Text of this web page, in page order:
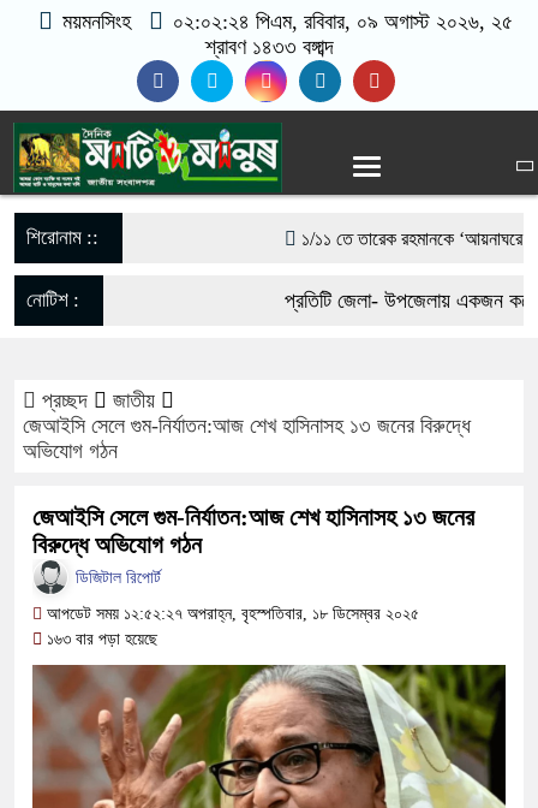
ময়মনসিংহ ০২:০২:২৫ পিএম, রবিবার, ০৯ অগাস্ট ২০২৬, ২৫
শ্রাবণ ১৪৩৩ বঙ্গাব্দ
শিরোনাম :: ১/১১ তে তারেক রহমানকে ‘আয়নাঘরে’
গণঅভ্যুত্থানের সঙ্গে প্রথম বেইমানি
রিজভী
একটি চিঠিই বদলে দিল ৫ম শ্রেণির
শাস্তির বদলে সাভারের ওসি পদে
পড়েছে মেহেরপুরবাসী
নোটিশ : প্রতিটি জেলা- উপজেলায় একজন করে
প্রচ্ছদ
জাতীয়
জেআইসি সেলে গুম-নির্যাতন:আজ শেখ হাসিনাসহ ১৩ জনের বিরুদ্ধে
অভিযোগ গঠন
জেআইসি সেলে গুম-নির্যাতন:আজ শেখ হাসিনাসহ ১৩ জনের
বিরুদ্ধে অভিযোগ গঠন
ডিজিটাল রিপোর্ট
আপডেট সময় ১২:৫২:২৭ অপরাহ্ন, বৃহস্পতিবার, ১৮ ডিসেম্বর ২০২৫
১৬৩ বার পড়া হয়েছে